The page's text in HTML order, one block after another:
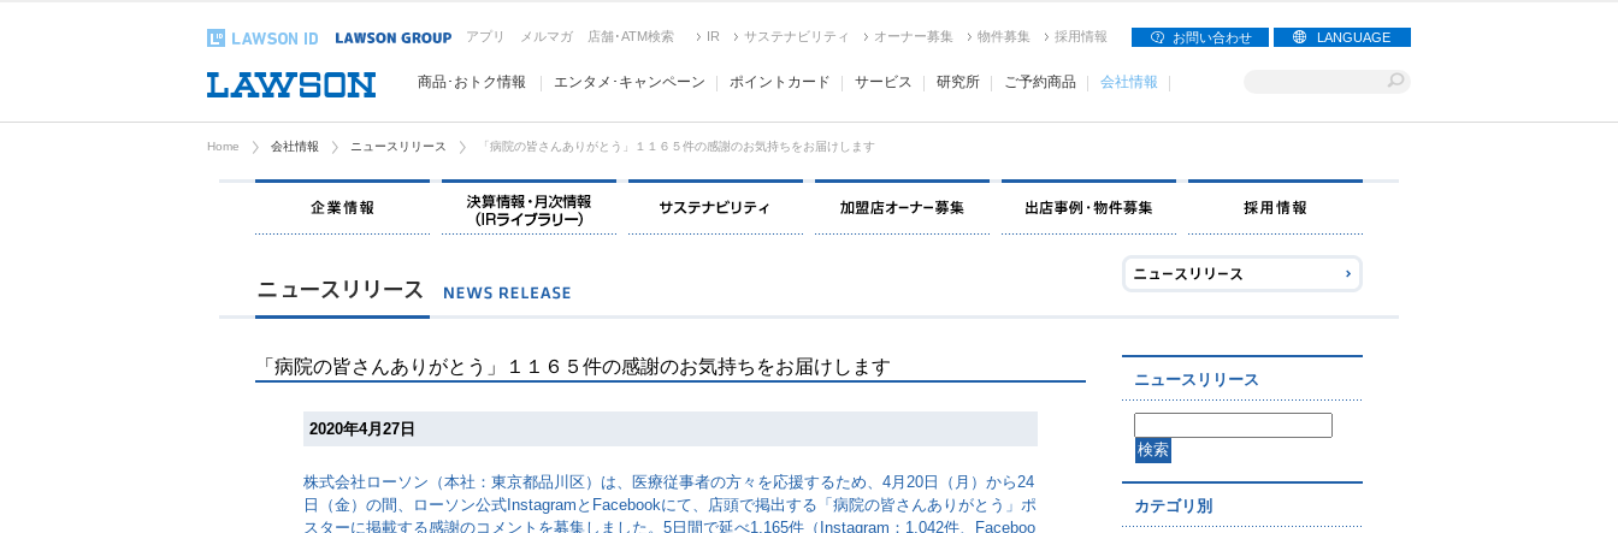
アプリ メルマガ 店舗･ATM検索 IR サステナビリティ オーナー募集 物件募集 採用情報 お問い合わせ LANGUAGE
商品･おトク情報 エンタメ･キャンペーン ポイントカード サービス 研究所 ご予約商品 会社情報
Home 会社情報 ニュースリリース 「病院の皆さんありがとう」１１６５件の感謝のお気持ちをお届けします
企業情報
「病院の皆さんありがとう」１１６５件の感謝のお気持ちをお届けします
2020年4月27日
株式会社ローソン（本社：東京都品川区）は、医療従事者の方々を応援するため、4月20日（月）から24
日（金）の間、ローソン公式InstagramとFacebookにて、店頭で掲出する「病院の皆さんありがとう」ポ
スターに掲載する感謝のコメントを募集しました。5日間で延べ1,165件（Instagram：1,042件、Faceboo
ニュースリリース
カテゴリ別